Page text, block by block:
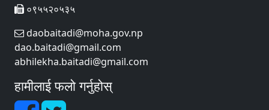
०९५५२०५३५
daobaitadi@moha.gov.np
dao.baitadi@gmail.com
abhilekha.baitadi@gmail.com
हामीलाई फलो गर्नुहोस्